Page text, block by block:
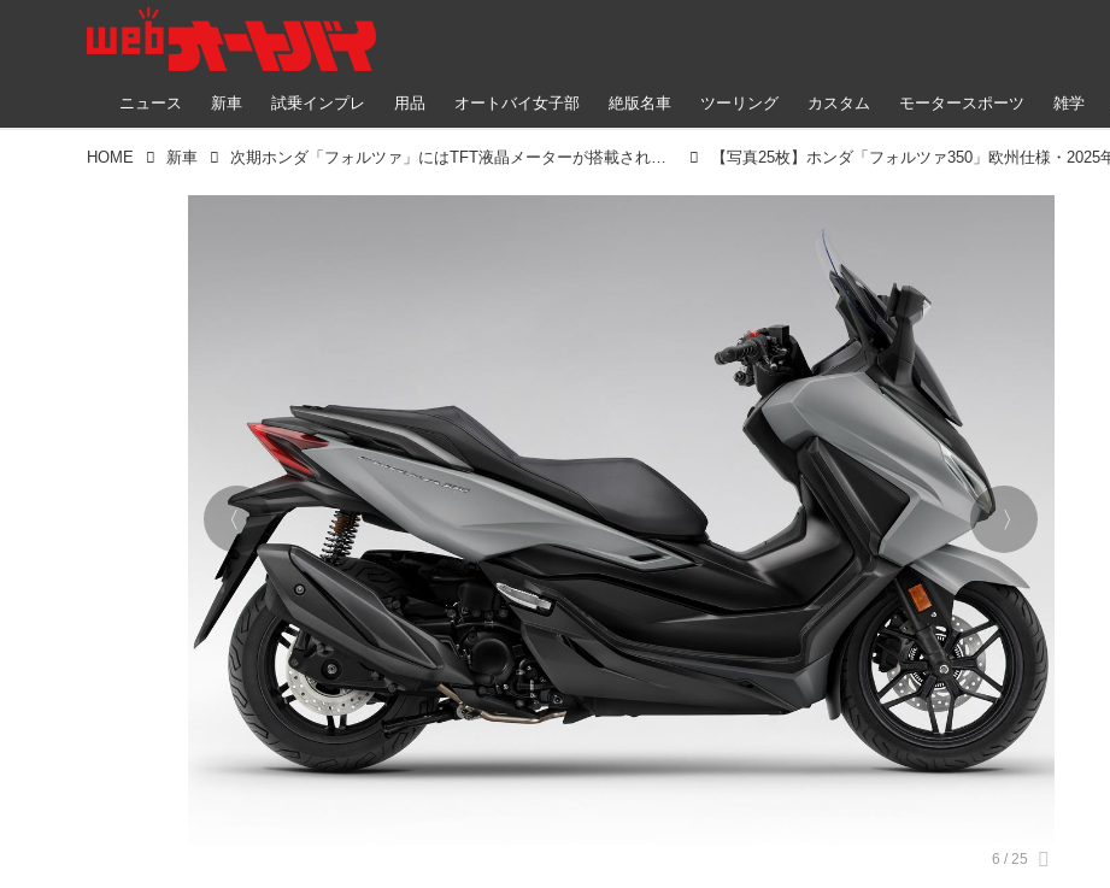
ニュース 新車 試乗インプレ 用品 オートバイ女子部 絶版名車 ツーリング カスタム モータースポーツ 雑学
HOME 新車 次期ホンダ「フォルツァ」にはTFT液晶メーターが搭載される？ 2025年モデルの「フォルツァ350」が欧州で登場！